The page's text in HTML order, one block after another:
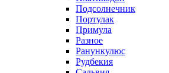
Подсолнечник
Портулак
Примула
Разное
Ранункулюс
Рудбекия